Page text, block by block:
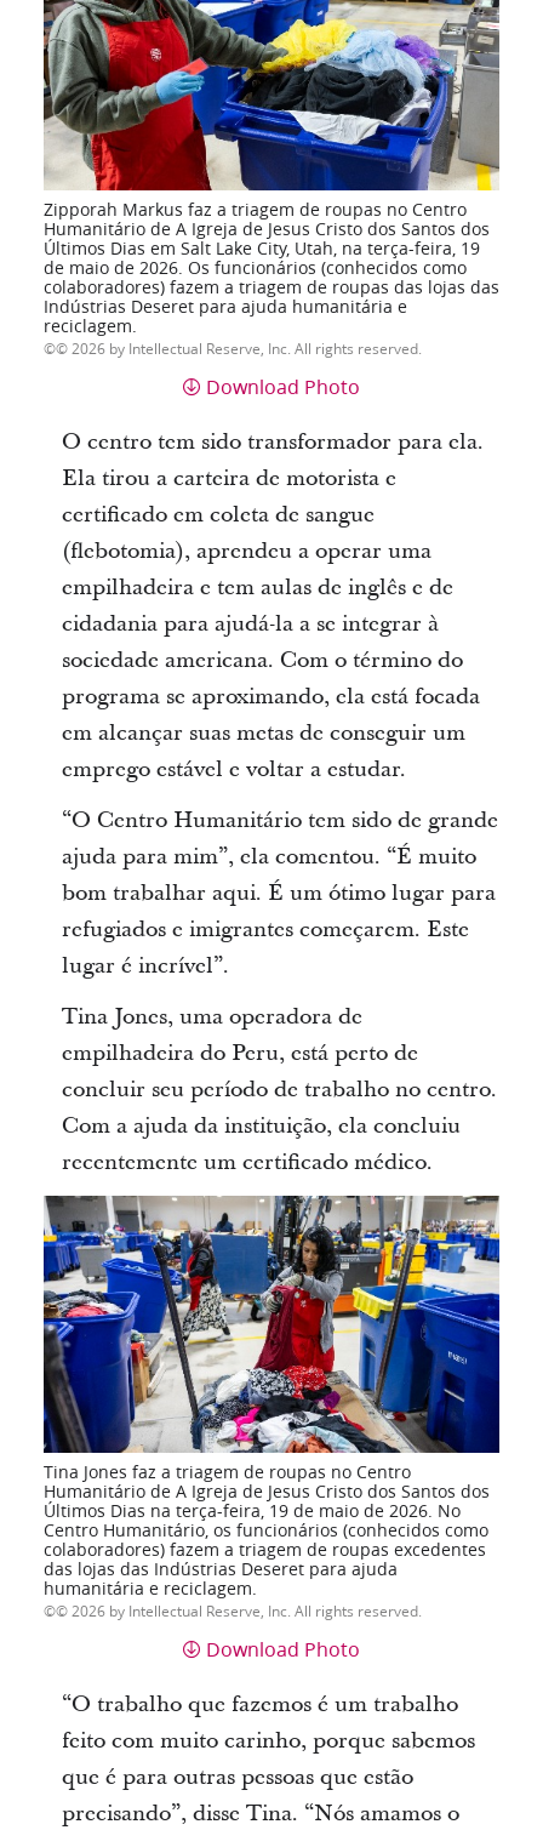
Zipporah Markus faz a triagem de roupas no Centro
Humanitário de A Igreja de Jesus Cristo dos Santos dos
Últimos Dias em Salt Lake City, Utah, na terça-feira, 19
de maio de 2026. Os funcionários (conhecidos como
colaboradores) fazem a triagem de roupas das lojas das
Indústrias Deseret para ajuda humanitária e
reciclagem.
© 2026 by Intellectual Reserve, Inc. All rights reserved.
Download Photo
O centro tem sido transformador para ela.
Ela tirou a carteira de motorista e
certificado em coleta de sangue
(flebotomia), aprendeu a operar uma
empilhadeira e tem aulas de inglês e de
cidadania para ajudá-la a se integrar à
sociedade americana. Com o término do
programa se aproximando, ela está focada
em alcançar suas metas de conseguir um
emprego estável e voltar a estudar.
“O Centro Humanitário tem sido de grande
ajuda para mim”, ela comentou. “É muito
bom trabalhar aqui. É um ótimo lugar para
refugiados e imigrantes começarem. Este
lugar é incrível”.
Tina Jones, uma operadora de
empilhadeira do Peru, está perto de
concluir seu período de trabalho no centro.
Com a ajuda da instituição, ela concluiu
recentemente um certificado médico.
Tina Jones faz a triagem de roupas no Centro
Humanitário de A Igreja de Jesus Cristo dos Santos dos
Últimos Dias na terça-feira, 19 de maio de 2026. No
Centro Humanitário, os funcionários (conhecidos como
colaboradores) fazem a triagem de roupas excedentes
das lojas das Indústrias Deseret para ajuda
humanitária e reciclagem.
© 2026 by Intellectual Reserve, Inc. All rights reserved.
Download Photo
“O trabalho que fazemos é um trabalho
feito com muito carinho, porque sabemos
que é para outras pessoas que estão
precisando”, disse Tina. “Nós amamos o